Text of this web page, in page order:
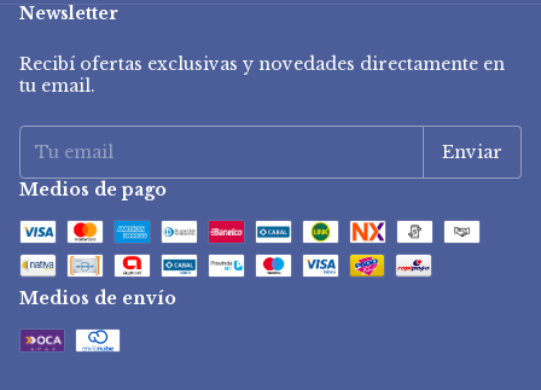
Newsletter
Recibí ofertas exclusivas y novedades directamente en
tu email.
Medios de pago
Medios de envío